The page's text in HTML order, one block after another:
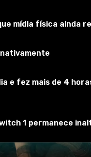
mídia física ainda
e fez mais de 4
1 permanece